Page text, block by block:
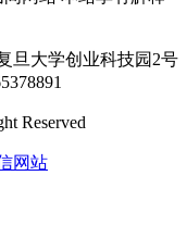
旦大学创业科技园2号
Reserved
网站